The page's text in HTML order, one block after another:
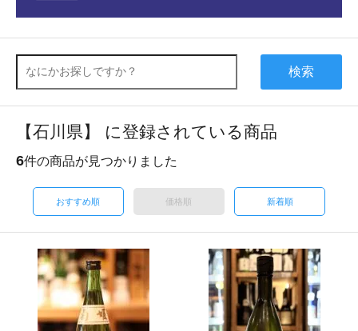
検索
【石川県】 に登録されている商品
6件の商品が見つかりました
おすすめ順 価格順 新着順